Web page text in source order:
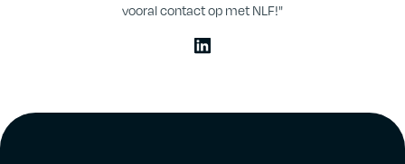
vooral contact op met NLF!"